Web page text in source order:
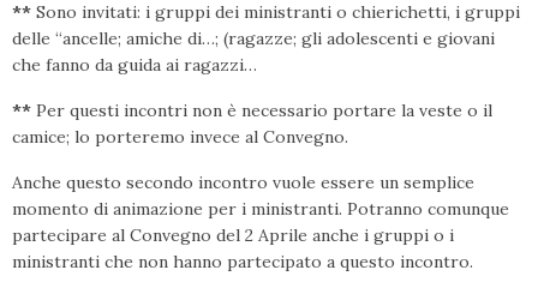
** Sono invitati: i gruppi dei ministranti o chierichetti, i gruppi
delle “ancelle; amiche di…; (ragazze; gli adolescenti e giovani
che fanno da guida ai ragazzi…
** Per questi incontri non è necessario portare la veste o il
camice; lo porteremo invece al Convegno.
Anche questo secondo incontro vuole essere un semplice
momento di animazione per i ministranti. Potranno comunque
partecipare al Convegno del 2 Aprile anche i gruppi o i
ministranti che non hanno partecipato a questo incontro.